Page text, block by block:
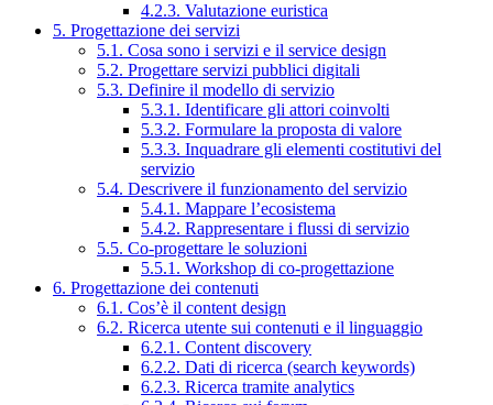
4.2.3. Valutazione euristica
5. Progettazione dei servizi
5.1. Cosa sono i servizi e il service design
5.2. Progettare servizi pubblici digitali
5.3. Definire il modello di servizio
5.3.1. Identificare gli attori coinvolti
5.3.2. Formulare la proposta di valore
5.3.3. Inquadrare gli elementi costitutivi del
servizio
5.4. Descrivere il funzionamento del servizio
5.4.1. Mappare l’ecosistema
5.4.2. Rappresentare i flussi di servizio
5.5. Co-progettare le soluzioni
5.5.1. Workshop di co-progettazione
6. Progettazione dei contenuti
6.1. Cos’è il content design
6.2. Ricerca utente sui contenuti e il linguaggio
6.2.1. Content discovery
6.2.2. Dati di ricerca (search keywords)
6.2.3. Ricerca tramite analytics